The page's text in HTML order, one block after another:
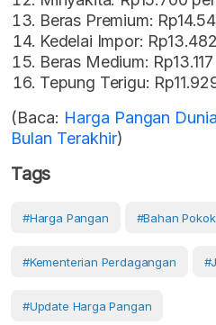
Beras Premium:
Kedelai Impor:
Beras Medium:
Tepung Terigu:
(Baca: Harga Pangan
Bulan Terakhir)
Tags
#Harga Pangan #Bahan Pokok
#Kementerian Perdagangan
#Update Harga Pangan